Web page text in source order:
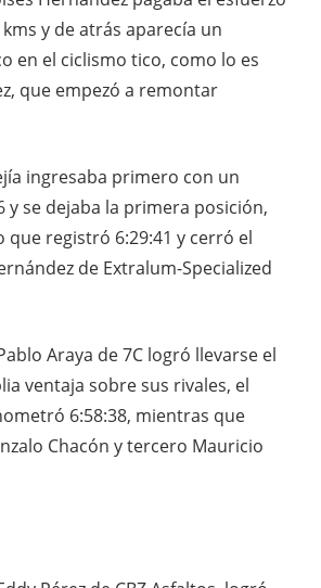
y de atrás aparecía un
en el ciclismo tico, como lo es
que empezó a remontar
ingresaba primero con un
y se dejaba la primera posición,
que registró 6:29:41 y cerró el
de Extralum-Specialized
Araya de 7C logró llevarse el
ventaja sobre sus rivales, el
6:58:38, mientras que
Chacón y tercero Mauricio